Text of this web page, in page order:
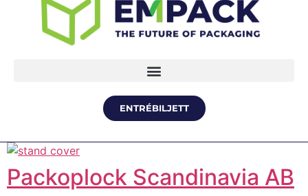
ENTRÉBILJETT
Packoplock Scandinavia AB